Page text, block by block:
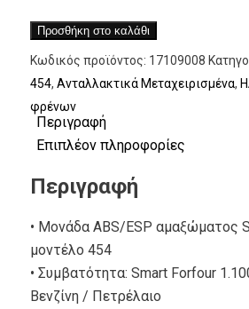
Προσθήκη στο καλάθι
Κωδικός προϊόντος: 17109008
454, Ανταλλακτικά Μεταχειρισμένα,
φρένων
Περιγραφή
Επιπλέον πληροφορίες
Περιγραφή
• Mονάδα ABS/ESP αμαξώματος
μοντέλο 454
• Συμβατότητα: Smart Forfour
Βενζίνη / Πετρέλαιο